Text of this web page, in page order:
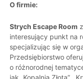
O firmie:
Strych Escape Room
interesujący punkt na
specjalizując się w
Przedsiębiorstwo
o różnorodnej
jak „Kopalnia Złota”,